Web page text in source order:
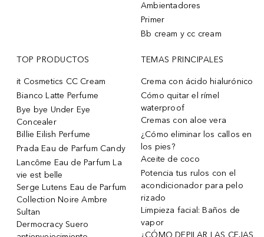
Ambientadores
Primer
Bb cream y cc cream
TOP PRODUCTOS
it Cosmetics CC Cream
Bianco Latte Perfume
Bye bye Under Eye
Concealer
Billie Eilish Perfume
Prada Eau de Parfum Candy
Lancôme Eau de Parfum La
vie est belle
Serge Lutens Eau de Parfum
Collection Noire Ambre
Sultan
Dermocracy Suero
TEMAS PRINCIPALES
Crema con ácido hialurónico
Cómo quitar el rímel
waterproof
Cremas con aloe vera
¿Cómo eliminar los callos en
los pies?
Aceite de coco
Potencia tus rulos con el
acondicionador para pelo
rizado
Limpieza facial: Baños de
vapor
¿CÓMO DEPILAR LAS CEJAS